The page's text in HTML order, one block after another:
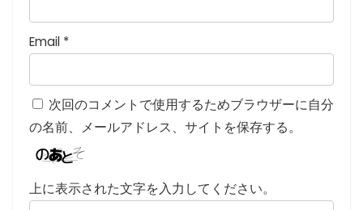
Email *
次回のコメントで使用するためブラウザーに自分
の名前、メールアドレス、サイトを保存する。
上に表示された文字を入力してください。